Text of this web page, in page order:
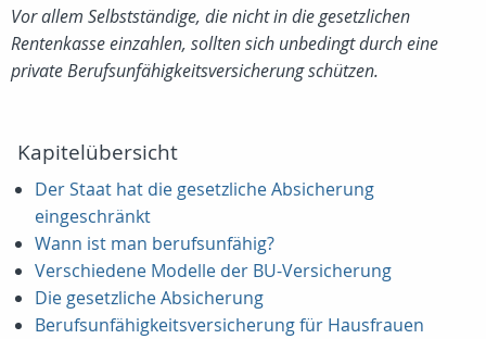
Vor allem Selbstständige, die nicht in die gesetzlichen
Rentenkasse einzahlen, sollten sich unbedingt durch eine
private Berufsunfähigkeitsversicherung schützen.
Kapitelübersicht
Der Staat hat die gesetzliche Absicherung
eingeschränkt
Wann ist man berufsunfähig?
Verschiedene Modelle der BU-Versicherung
Die gesetzliche Absicherung
Berufsunfähigkeitsversicherung für Hausfrauen